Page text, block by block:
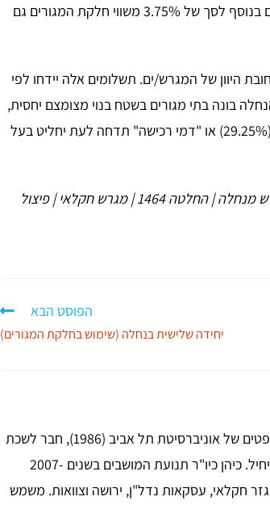
יבקש לבנות בית במגרש המסומן לפיצול, אלא אם יכנס להחלטה 1464 וישלם בנוסף לסך של 3.75% משווי חלקת המגורים גם
היוון של המגרש/ים. תשלומים אלה יידחו לפי
בונה בתי מגורים בשטח בנוי מצומצם יחסית,
מדובר בחיסכון של מאות אלפים ולעיתים מיליונים. כדאיות תשלום דמי היוון (29.25%) או "דמי רכישה" תדחה לעת יחליט בעל
| בית שלישי בנחלה | בית רביעי בנחלה | פיצול נחלה | פיצול מגרש מנחלה | החלטה 1464 | מגרש חקלאי | פיצול
הפוסט הבא
יחידה שלישית בנחלה (שימוש בחלקת המגורים)
עו"ד גד שטילמן, מייסד ויו"ר המשרד. בוגר הפקולטה למשפטים של אוניברסיטת תל אביב (1986), חבר לשכת
עורכי הדין מ-1988. טייס חיל אוויר לשעבר ותושב מושב אביחיל. כיהן כיו"ר תנועת המושבים בשנים 2007-
חקלאי, עסקאות נדל"ן, ירושה וצוואות. משמש